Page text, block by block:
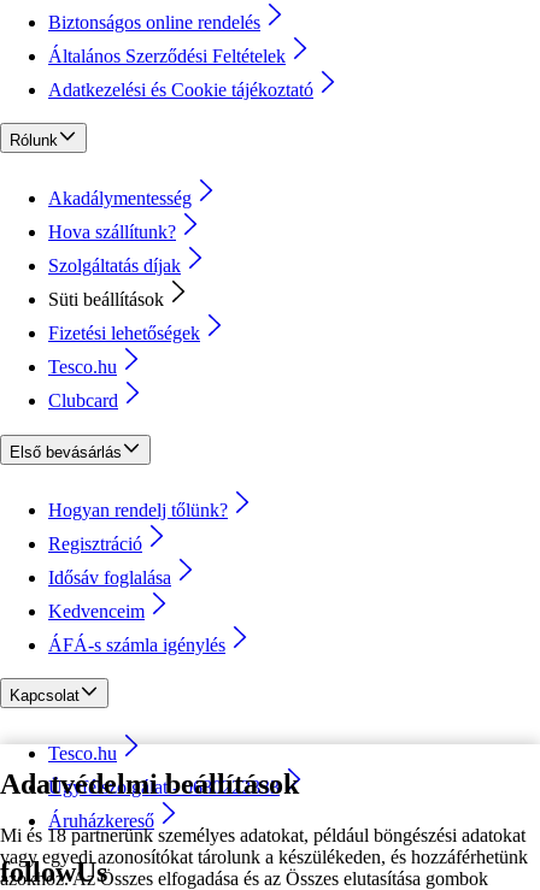
Adatvédelmi beállítások
Mi és 18 partnerünk személyes adatokat, például böngészési adatokat
vagy egyedi azonosítókat tárolunk a készülékeden, és hozzáférhetünk
azokhoz. Az Összes elfogadása és az Összes elutasítása gombok
Biztonságos online rendelés
Általános Szerződési Feltételek
Adatkezelési és Cookie tájékoztató
Rólunk
Akadálymentesség
Hova szállítunk?
Szolgáltatás díjak
Süti beállítások
Fizetési lehetőségek
Tesco.hu
Clubcard
Első bevásárlás
Hogyan rendelj tőlünk?
Regisztráció
Idősáv foglalása
Kedvenceim
ÁFÁ-s számla igénylés
Kapcsolat
Tesco.hu
Ügyfélszolgálat - 0680222333
Áruházkereső
followUs